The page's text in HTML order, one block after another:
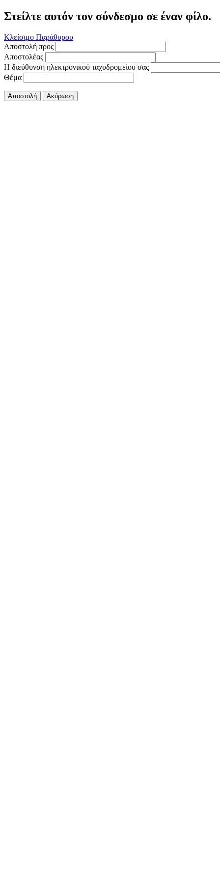
Στείλτε αυτόν τον σύνδεσμο σε έναν φίλο.
Κλείσιμο Παράθυρου
Αποστολή προς
Αποστολέας
Η διεύθυνση ηλεκτρονικού ταχυδρομείου σας
Θέμα
Αποστολή Ακύρωση